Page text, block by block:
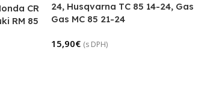
CR
RM 85
24, Husqvarna TC 85 14-24, Gas
Gas MC 85 21-24
15,90€ (s DPH)